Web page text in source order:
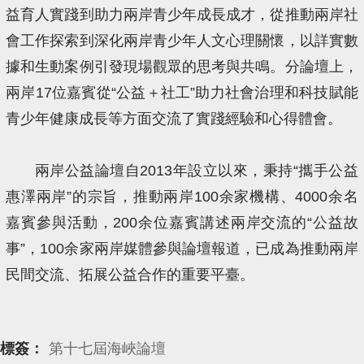
益育人實踐到助力兩岸青少年成長成才，從推動兩岸社
會工作探索到深化兩岸青少年人文心理關懷，以詳實數
據和生動案例引發現場觀眾的思考與共鳴。分論壇上，
兩岸17位嘉賓從“公益＋社工”助力社會治理和科技賦能
青少年健康成長等方面交流了實踐經驗和心得體會。
兩岸公益論壇自2013年設立以來，秉持“攜手公益
惠澤兩岸”的宗旨，推動兩岸100余家機構、4000余名
嘉賓參與活動，200余位嘉賓講述兩岸交流的“公益故
事”，100余家兩岸媒體參與論壇報道，已成為推動兩岸
民間交流、拓展公益合作的重要平臺。
標簽： 第十七屆海峽論壇